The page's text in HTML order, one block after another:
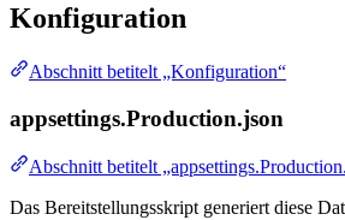
Konfiguration
Abschnitt betitelt „Konfiguration“
appsettings.Production.json
Abschnitt betitelt
Das Bereitstellungsskript generiert diese